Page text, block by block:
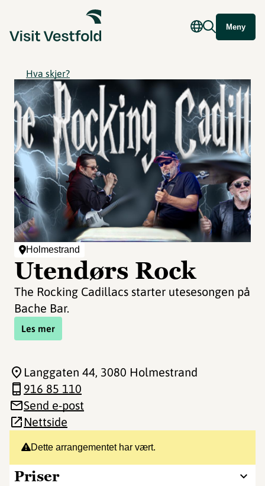
Meny
Hva skjer?
Holmestrand
Utendørs Rock
The Rocking Cadillacs starter utesesongen på
Bache Bar.
Les mer
Dette arrangementet har vært.
Priser
Langgaten 44, 3080 Holmestrand
916 85 110
Send e-post
Nettside